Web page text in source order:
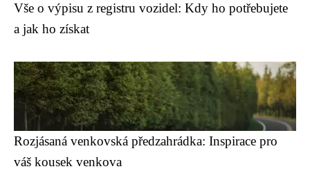
Vše o výpisu z registru vozidel: Kdy ho potřebujete
a jak ho získat
Rozjásaná venkovská předzahrádka: Inspirace pro
váš kousek venkova